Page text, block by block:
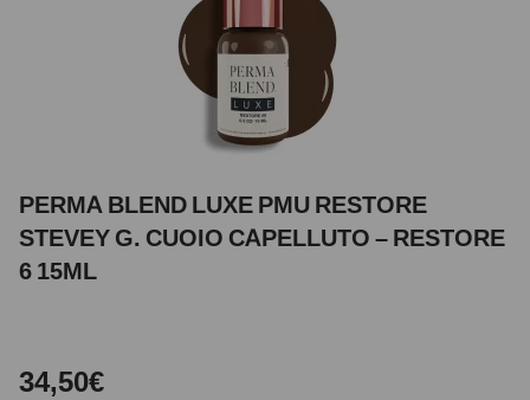
PERMA BLEND LUXE PMU RESTORE
STEVEY G. CUOIO CAPELLUTO – RESTORE
6 15ML
34,50€